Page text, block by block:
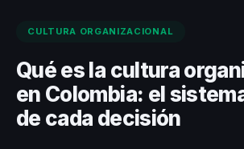
CULTURA ORGANIZACIONAL
Qué es la cultura
en Colombia: el
de cada decisión